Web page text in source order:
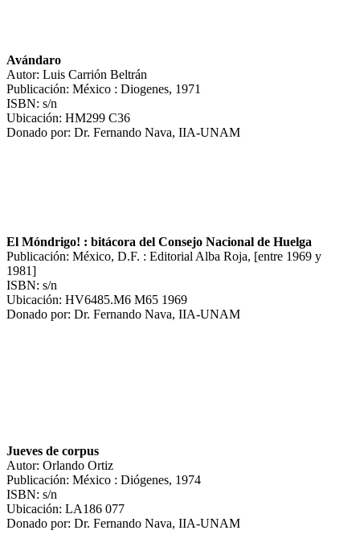
Avándaro
Autor: Luis Carrión Beltrán
Publicación: México : Diogenes, 1971
ISBN: s/n
Ubicación: HM299 C36
Donado por: Dr. Fernando Nava, IIA-UNAM
El Móndrigo! : bitácora del Consejo Nacional de Huelga
Publicación: México, D.F. : Editorial Alba Roja, [entre 1969 y
1981]
ISBN: s/n
Ubicación: HV6485.M6 M65 1969
Donado por: Dr. Fernando Nava, IIA-UNAM
Jueves de corpus
Autor: Orlando Ortiz
Publicación: México : Diógenes, 1974
ISBN: s/n
Ubicación: LA186 077
Donado por: Dr. Fernando Nava, IIA-UNAM